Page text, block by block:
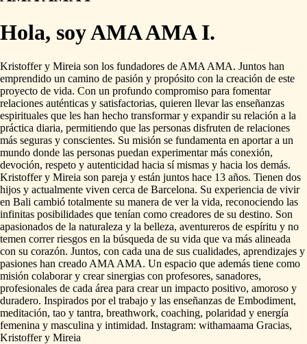
Hola, soy AMA AMA I.
Kristoffer y Mireia son los fundadores de AMA AMA. Juntos han
emprendido un camino de pasión y propósito con la creación de este
proyecto de vida. Con un profundo compromiso para fomentar
relaciones auténticas y satisfactorias, quieren llevar las enseñanzas
espirituales que les han hecho transformar y expandir su relación a la
práctica diaria, permitiendo que las personas disfruten de relaciones
más seguras y conscientes. Su misión se fundamenta en aportar a un
mundo donde las personas puedan experimentar más conexión,
devoción, respeto y autenticidad hacia sí mismas y hacia los demás.
Kristoffer y Mireia son pareja y están juntos hace 13 años. Tienen dos
hijos y actualmente viven cerca de Barcelona. Su experiencia de vivir
en Bali cambió totalmente su manera de ver la vida, reconociendo las
infinitas posibilidades que tenían como creadores de su destino. Son
apasionados de la naturaleza y la belleza, aventureros de espíritu y no
temen correr riesgos en la búsqueda de su vida que va más alineada
con su corazón. Juntos, con cada una de sus cualidades, aprendizajes y
pasiones han creado AMA AMA. Un espacio que además tiene como
misión colaborar y crear sinergias con profesores, sanadores,
profesionales de cada área para crear un impacto positivo, amoroso y
duradero. Inspirados por el trabajo y las enseñanzas de Embodiment,
meditación, tao y tantra, breathwork, coaching, polaridad y energía
femenina y masculina y intimidad. Instagram: withamaama Gracias,
Kristoffer y Mireia